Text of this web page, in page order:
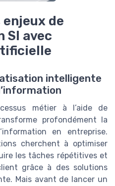
de
SI avec
intelligente
métier à l’aide de
profondément la
en entreprise.
cherchent à optimiser
les tâches répétitives et
grâce à des solutions
Mais avant de lancer un